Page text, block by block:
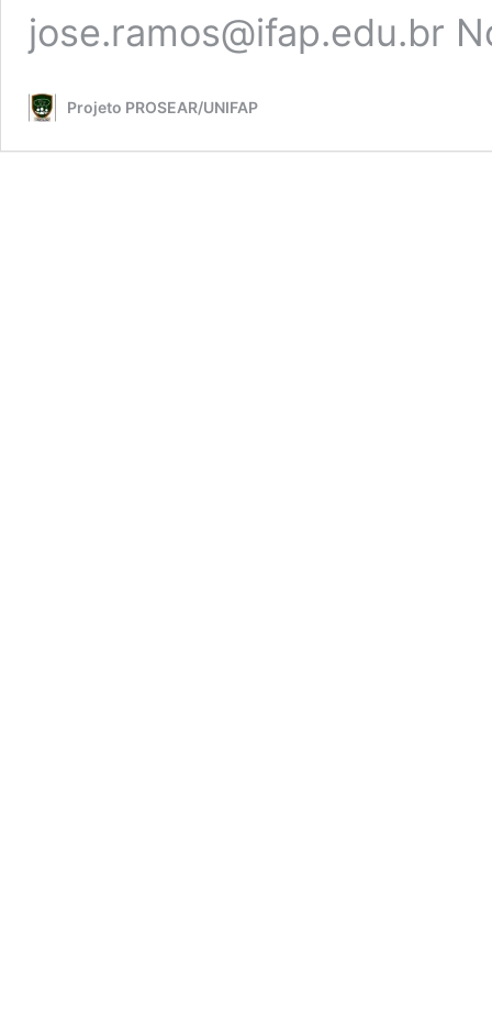
jose.ramos@ifap.edu.br
Projeto PROSEAR/UNIFAP